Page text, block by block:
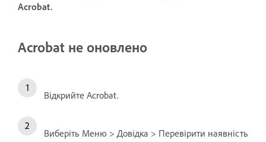
Acrobat.
Acrobat не оновлено
Відкрийте Acrobat.
Виберіть Меню > Довідка > Перевірити наявність